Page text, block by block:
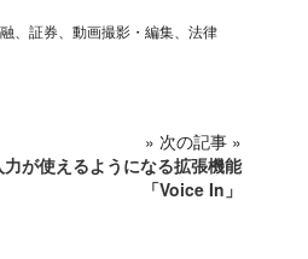
、証券、動画撮影・編集、法律
» 次の記事 »
が使えるようになる拡張機能
「Voice In」